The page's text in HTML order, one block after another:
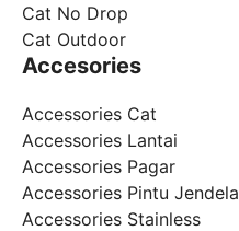
Cat No Drop
Cat Outdoor
Accesories
Accessories Cat
Accessories Lantai
Accessories Pagar
Accessories Pintu Jendela
Accessories Stainless